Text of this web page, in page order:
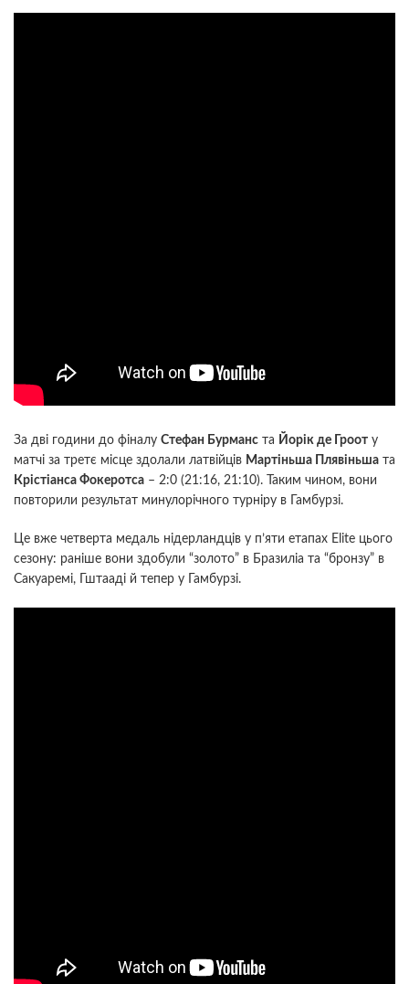
За дві години до фіналу Стефан Бурманс та Йорік де Гроот у
матчі за третє місце здолали латвійців Мартіньша Плявіньша та
Крістіанса Фокеротса – 2:0 (21:16, 21:10). Таким чином, вони
повторили результат минулорічного турніру в Гамбурзі.
Це вже четверта медаль нідерландців у п’яти етапах Elite цього
сезону: раніше вони здобули “золото” в Бразиліа та “бронзу” в
Сакуаремі, Гштааді й тепер у Гамбурзі.